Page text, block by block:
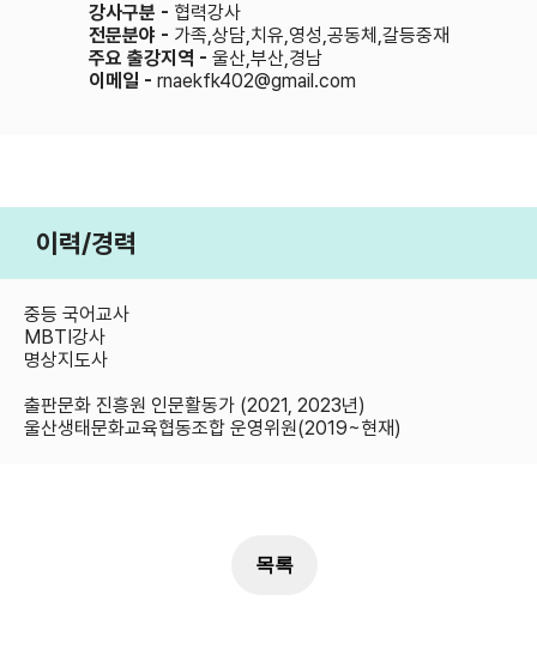
강사구분 - 협력강사
전문분야 - 가족,상담,치유,영성,공동체,갈등중재
주요 출강지역 - 울산,부산,경남
이메일 - rnaekfk402@gmail.com
이력/경력
중등 국어교사
MBTI강사
명상지도사
출판문화 진흥원 인문활동가 (2021, 2023년)
울산생태문화교육협동조합 운영위원(2019~현재)